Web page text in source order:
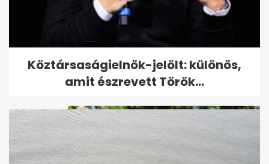
Ingyenes öntözővíz otthon: a
házi rendszer, ami spórol a...
Köztársaságielnök-jelölt: különös,
amit észrevett Török...